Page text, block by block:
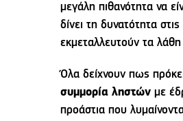
μεγάλη πιθανότητα να
δίνει τη δυνατότητα
εκμεταλλευτούν τα λάθη
Όλα δείχνουν πως
συμμορία ληστών με
προάστια που